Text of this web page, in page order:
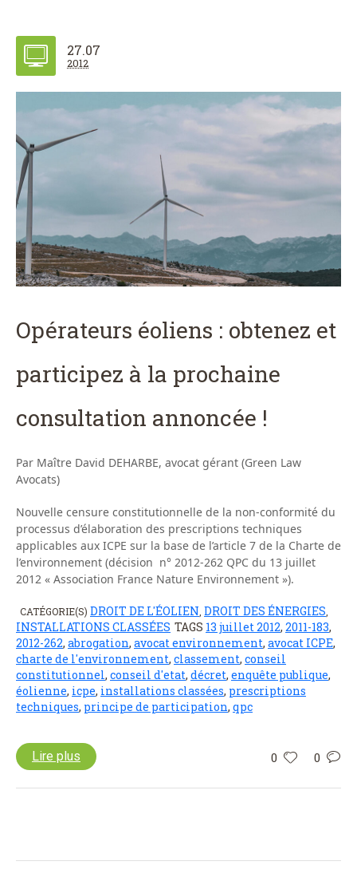
27.07
2012
Opérateurs éoliens : obtenez et
participez à la prochaine
consultation annoncée !
Par Maître David DEHARBE, avocat gérant (Green Law
Avocats)
Nouvelle censure constitutionnelle de la non-conformité du
processus d’élaboration des prescriptions techniques
applicables aux ICPE sur la base de l’article 7 de la Charte de
l’environnement (décision n° 2012-262 QPC du 13 juillet
2012 « Association France Nature Environnement »).
CATÉGORIE(S) DROIT DE L'ÉOLIEN DROIT DES ÉNERGIES
INSTALLATIONS CLASSÉES TAGS 13 juillet 2012, 2011-183,
2012-262, abrogation, avocat environnement, avocat ICPE,
charte de l'environnement, classement, conseil
constitutionnel, conseil d'etat, décret, enquête publique,
éolienne, icpe, installations classées, prescriptions
techniques, principe de participation, qpc
0 0
Lire plus